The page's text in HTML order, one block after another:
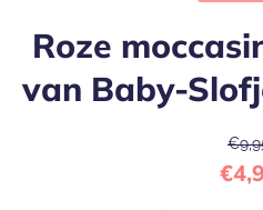
Roze
van Baby-